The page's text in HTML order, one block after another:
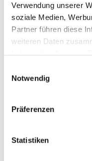
Verwendung unserer
soziale Medien,
Partner führen diese
weiteren Daten
Notwendig
Präferenzen
Statistiken
Dies